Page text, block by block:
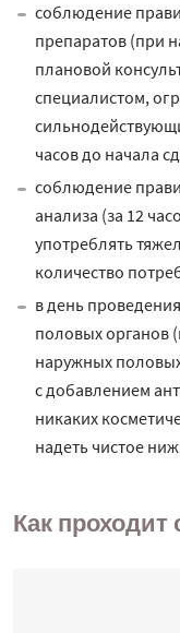
соблюдение
препаратов (при
плановой
специалистом,
часов до начала
соблюдение
анализа (за 12
употреблять
количество
в день
половых органов
наружных
с добавлением
никаких
надеть чистое
Как